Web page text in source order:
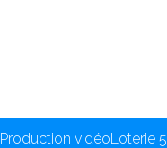
Production vidéoLoterie